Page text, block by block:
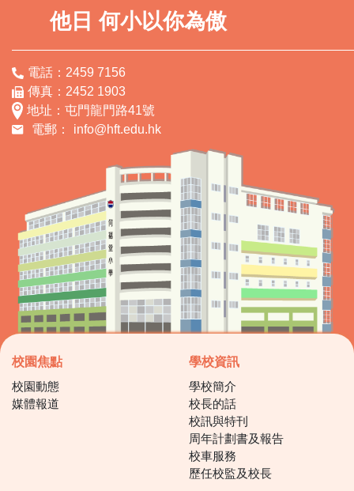
他日 何小以你為傲
電話：2459 7156
傳真：2452 1903
地址：屯門龍門路41號
電郵：
info@hft.edu.hk
校園焦點
校園動態
媒體報道
學校資訊
學校簡介
校長的話
校訊與特刊
周年計劃書及報告
校車服務
歷任校監及校長